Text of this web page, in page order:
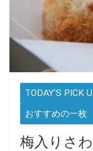
TODAY'S PICK
おすすめの一
梅入りさ